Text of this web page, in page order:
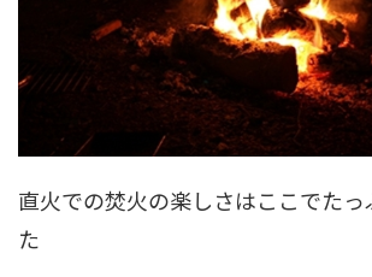
直火での焚火の楽しさはここでた
た